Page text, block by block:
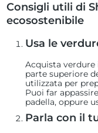
Consigli utili di
ecosostenibile
Usa le
Acquista verdure
parte superiore
utilizzata per
Puoi far
padella, oppure
Parla con il